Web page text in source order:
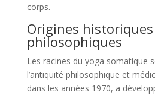
corps.
Origines
philosophiques
Les racines du yoga somatique
l’antiquité philosophique et
dans les années 1970, a